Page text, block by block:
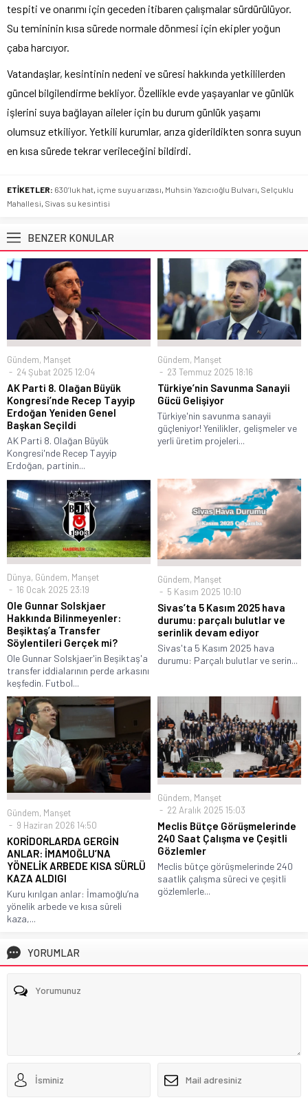
tespiti ve onarımı için geceden itibaren çalışmalar sürdürülüyor.
Su temininin kısa sürede normale dönmesi için ekipler yoğun
çaba harcıyor.
Vatandaşlar, kesintinin nedeni ve süresi hakkında yetkililerden
güncel bilgilendirme bekliyor. Özellikle evde yaşayanlar ve günlük
işlerini suya bağlayan aileler için bu durum günlük yaşamı
olumsuz etkiliyor. Yetkili kurumlar, arıza giderildikten sonra suyun
en kısa sürede tekrar verileceğini bildirdi.
ETİKETLER: 630’luk hat, içme suyu arızası, Muhsin Yazıcıoğlu Bulvarı, Selçuklu
Mahallesi, Sivas su kesintisi
BENZER KONULAR
Gündem, Manşet
24 Şubat 2025 12:04
AK Parti 8. Olağan Büyük
Kongresi’nde Recep Tayyip
Erdoğan Yeniden Genel
Başkan Seçildi
AK Parti 8. Olağan Büyük
Kongresi'nde Recep Tayyip
Erdoğan, partinin...
Gündem, Manşet
23 Temmuz 2025 18:16
Türkiye’nin Savunma Sanayii
Gücü Gelişiyor
Türkiye'nin savunma sanayii
güçleniyor! Yenilikler, gelişmeler ve
yerli üretim projeleri...
Dünya, Gündem, Manşet
16 Ocak 2025 23:19
Ole Gunnar Solskjaer
Hakkında Bilinmeyenler:
Beşiktaş’a Transfer
Söylentileri Gerçek mi?
Ole Gunnar Solskjaer'in Beşiktaş'a
transfer iddialarının perde arkasını
keşfedin. Futbol...
Gündem, Manşet
5 Kasım 2025 10:10
Sivas’ta 5 Kasım 2025 hava
durumu: parçalı bulutlar ve
serinlik devam ediyor
Sivas'ta 5 Kasım 2025 hava
durumu: Parçalı bulutlar ve serin...
Gündem, Manşet
9 Haziran 2026 14:50
KORİDORLARDA GERGİN
ANLAR: İMAMOĞLU’NA
YÖNELİK ARBEDE KISA SÜRLÜ
KAZA ALDIGI
Kuru kırılgan anlar: İmamoğlu’na
yönelik arbede ve kısa süreli
kaza,...
Gündem, Manşet
22 Aralık 2025 15:03
Meclis Bütçe Görüşmelerinde
240 Saat Çalışma ve Çeşitli
Gözlemler
Meclis bütçe görüşmelerinde 240
saatlik çalışma süreci ve çeşitli
gözlemlerle...
YORUMLAR